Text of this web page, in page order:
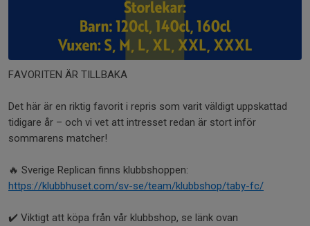
FAVORITEN ÄR TILLBAKA
Det här är en riktig favorit i repris som varit väldigt uppskattad
tidigare år – och vi vet att intresset redan är stort inför
sommarens matcher!
🔥 Sverige Replican finns klubbshoppen:
https://klubbhuset.com/sv-se/team/klubbshop/taby-fc/
✔️ Viktigt att köpa från vår klubbshop, se länk ovan